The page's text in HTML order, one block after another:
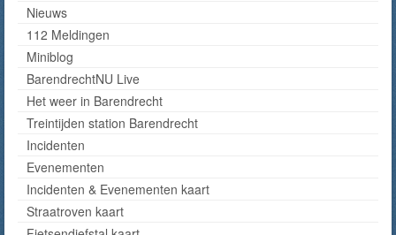
Nieuws
112 Meldingen
Miniblog
BarendrechtNU Live
Het weer in Barendrecht
Treintijden station Barendrecht
Incidenten
Evenementen
Incidenten & Evenementen kaart
Straatroven kaart